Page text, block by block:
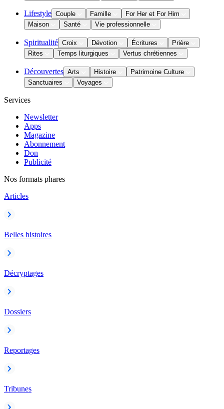
Lifestyle Couple Famille
For Her et For Him
Maison
Santé Vie professionnelle
Spiritualité Croix Dévotion Écritures
Prière
Rites
Temps liturgiques Vertus chrétiennes
Découvertes Arts Histoire
Patrimoine Culture
Sanctuaires
Voyages
Services
Newsletter
Apps
Magazine
Abonnement
Don
Publicité
Nos formats phares
Articles
Belles histoires
Décryptages
Dossiers
Reportages
Tribunes